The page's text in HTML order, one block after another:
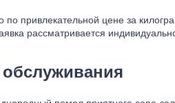
по привлекательной цене за
рассматривается
обслуживания